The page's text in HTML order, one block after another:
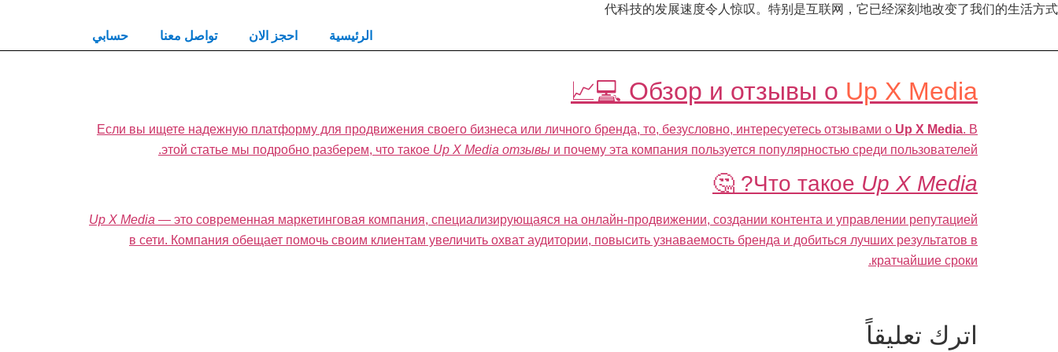
代科技的发展速度令人惊叹。特别是互联网，它已经深刻地改变了我们的生活方式
الرئيسية
احجز الان تواصل معنا حسابي
Обзор и отзывы о Up X Media
💻📈
Если вы ищете надежную платформу для продвижения своего бизнеса или личного бренда, то, безусловно, интересуетесь отзывами о Up X Media. В
этой статье мы подробно разберем, что такое Up X Media отзывы и почему эта компания пользуется популярностью среди пользователей.
Что такое Up X Media
? 🤔
Up X Media — это современная маркетинговая компания, специализирующаяся на онлайн-продвижении, создании контента и управлении репутацией
в сети. Компания обещает помочь своим клиентам увеличить охват аудитории, повысить узнаваемость бренда и добиться лучших результатов в
кратчайшие сроки.
اترك تعليقاً